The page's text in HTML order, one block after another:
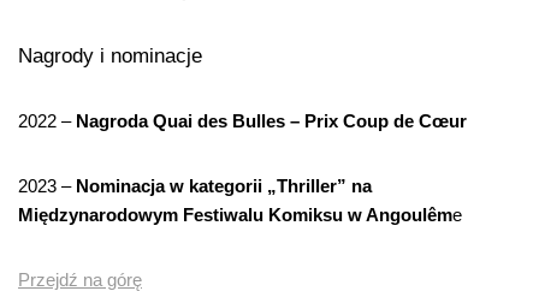
Nagrody i nominacje
2022 – Nagroda Quai des Bulles – Prix Coup de Cœur
2023 – Nominacja w kategorii „Thriller” na
Międzynarodowym Festiwalu Komiksu w Angoulême
Przejdź na górę